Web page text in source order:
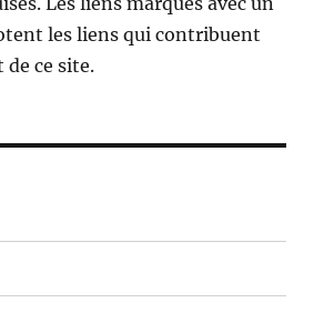
les liens qui contribuent
ce site.